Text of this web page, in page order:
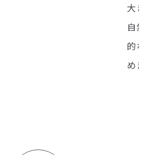
大き
自然
的な
めま